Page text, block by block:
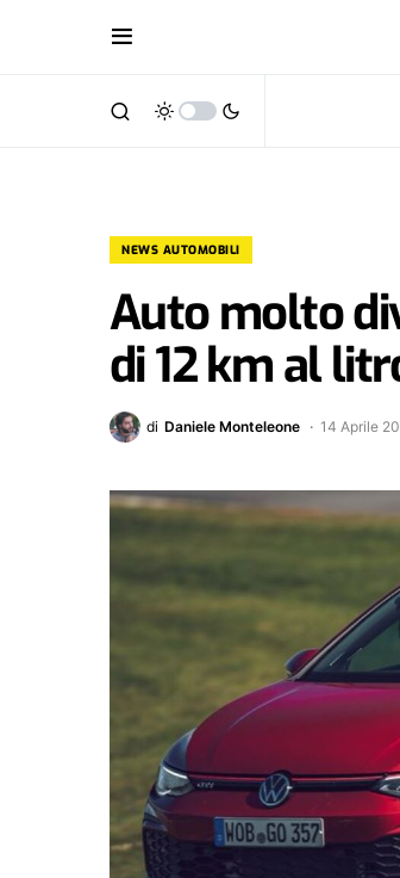
NEWS AUTOMOBILI
Auto molto
di 12 km al
di Daniele Monteleone 14 Aprile